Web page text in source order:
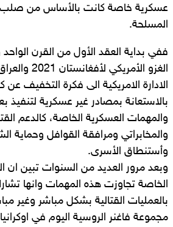
عسكرية خاصة كانت بالأساس من صلب
المسلحة.
ففي بداية العقد الأول من القرن
الادارة الامريكية الى فكرة التخفيف
بالاستعانة بمصادر غير عسكرية
والمهمات العسكرية الخاصة، كالدعم
والمخابراتي ومرافقة القوافل وحماية
وأستنطاق الأسرى.
وبعد مرور العديد من السنوات تبين ان
الخاصة تجاوزت هذه المهمات وانها
بالعمليات القتالية بشكل مباشر وغير
مجموعة فاغنر الروسية اليوم في